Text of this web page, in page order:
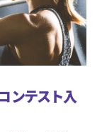
ンテスト入